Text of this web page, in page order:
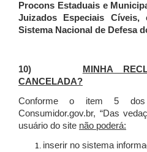
Procons Estaduais e
Juizados Especiais
Sistema Nacional de Defesa
10)
MINHA
CANCELADA?
Conforme o item 5
Consumidor.gov.br, “Das
usuário do site não poderá:
inserir no sistema